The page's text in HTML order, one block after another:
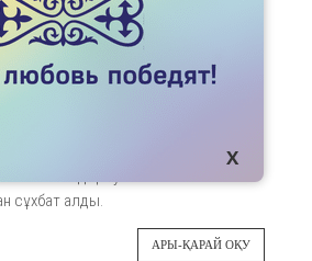
қаласынан күйінішті жағдайға
оның интимді суреттерін қолданып,
Біздің Diyar атты
сұхбат алды.
АРЫ-ҚАРАЙ ОҚУ